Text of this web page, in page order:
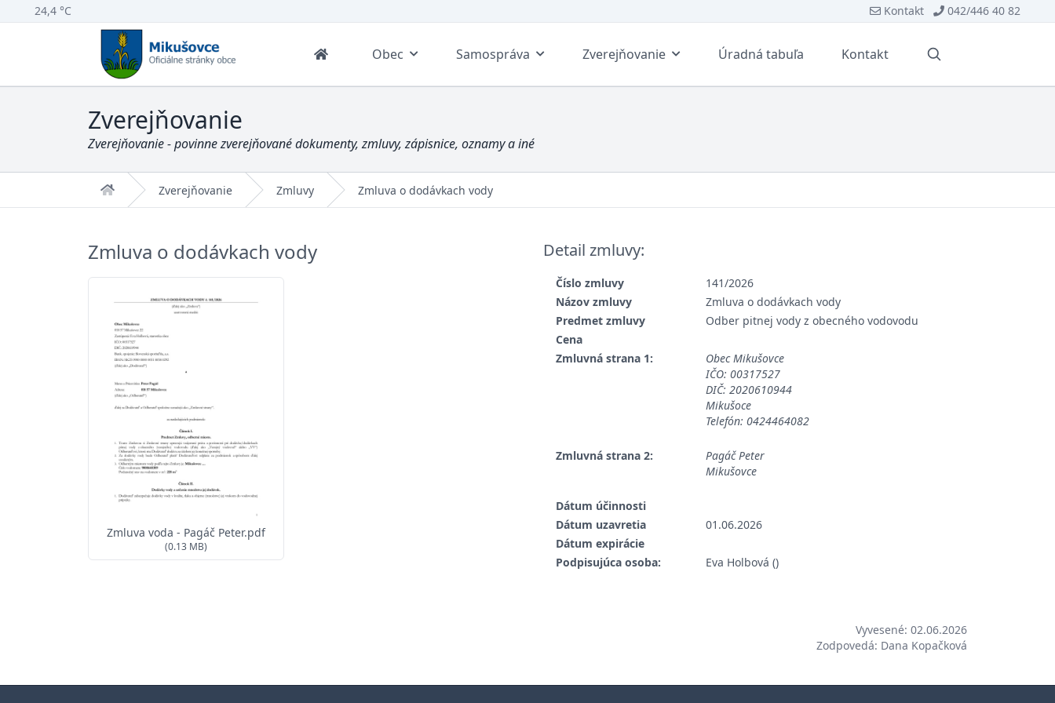
24,4 °C Kontakt 042/446 40 82
Obec Samospráva Zverejňovanie Úradná tabuľa Kontakt Vyhľadávanie
Zverejňovanie
Zverejňovanie - povinne zverejňované dokumenty, zmluvy, zápisnice, oznamy a iné
Domov Zverejňovanie Zmluvy Zmluva o dodávkach vody
Zmluva o dodávkach vody
Zmluva voda - Pagáč Peter.pdf
(0.13 MB)
Detail zmluvy:
Číslo zmluvy
141/2026
Názov zmluvy
Zmluva o dodávkach vody
Predmet zmluvy
Odber pitnej vody z obecného vodovodu
Cena
Zmluvná strana 1:
Obec Mikušovce
IČO: 00317527
DIČ: 2020610944
Mikušoce
Telefón: 0424464082
Zmluvná strana 2:
Pagáč Peter
Mikušovce
Dátum účinnosti
Dátum uzavretia
01.06.2026
Dátum expirácie
Podpisujúca osoba:
Eva Holbová ()
Vyvesené: 02.06.2026
Zodpovedá: Dana Kopačková